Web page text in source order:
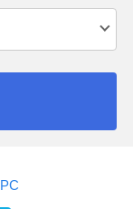
PC